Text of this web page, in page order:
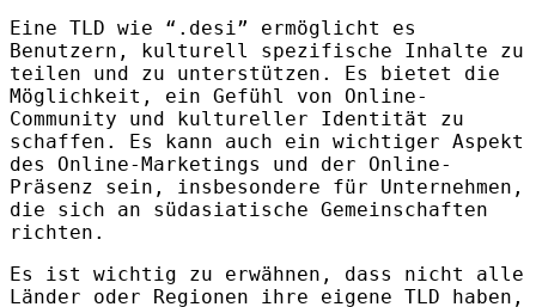
Eine TLD wie “.desi” ermöglicht es
Benutzern, kulturell spezifische Inhalte zu
teilen und zu unterstützen. Es bietet die
Möglichkeit, ein Gefühl von Online-
Community und kultureller Identität zu
schaffen. Es kann auch ein wichtiger Aspekt
des Online-Marketings und der Online-
Präsenz sein, insbesondere für Unternehmen,
die sich an südasiatische Gemeinschaften
richten.
Es ist wichtig zu erwähnen, dass nicht alle
Länder oder Regionen ihre eigene TLD haben,